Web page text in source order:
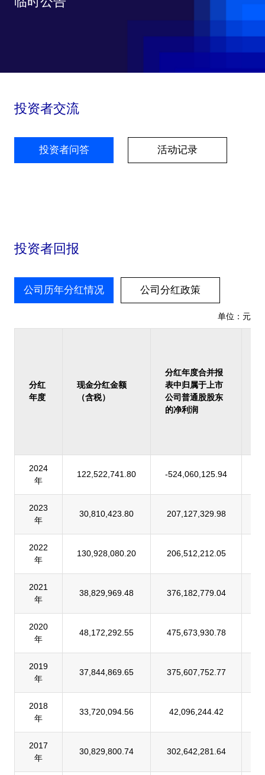
投资者交流
投资者问答 活动记录
投资者回报
公司历年分红情况 公司分红政策
单位：元
分红
年度
现金分红金额
（含税）
分红年度合并报
表中归属于上市
公司普通股股东
的净利润
2024
年
122,522,741.80 -524,060,125.94
2023
年
30,810,423.80 207,127,329.98
2022
年
130,928,080.20 206,512,212.05
2021
年
38,829,969.48 376,182,779.04
2020
年
48,172,292.55 475,673,930.78
2019
年
37,844,869.65 375,607,752.77
2018
年
33,720,094.56 42,096,244.42
2017
年
30,829,800.74 302,642,281.64